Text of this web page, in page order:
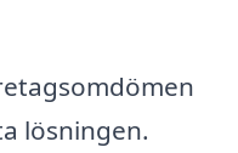
lösningen.